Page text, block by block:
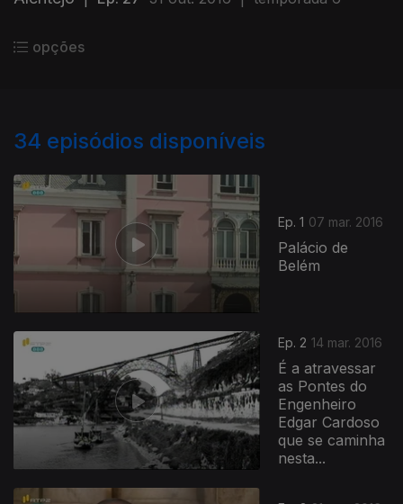
opções
34 episódios disponíveis
Ep. 1 07 mar. 2016
Palácio de
Belém
Ep. 2 14 mar. 2016
É a atravessar
as Pontes do
Engenheiro
Edgar Cardoso
que se caminha
nesta...